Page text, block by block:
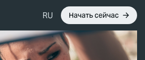
RU Начать сейчас